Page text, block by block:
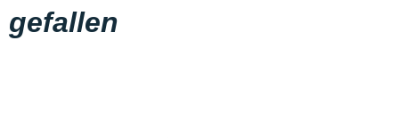
gefallen